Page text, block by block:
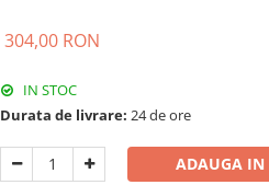
304,00 RON
IN STOC
Durata de livrare: 24 de ore
ADAUGA IN